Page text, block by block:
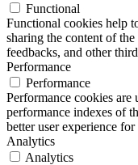
Functional
Functional cookies help
sharing the content of
feedbacks, and other
Performance
Performance
Performance cookies are
performance indexes of
better user experience
Analytics
Analytics